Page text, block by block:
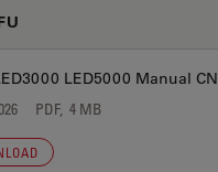
LED5000 Manual CN
PDF, 4 MB